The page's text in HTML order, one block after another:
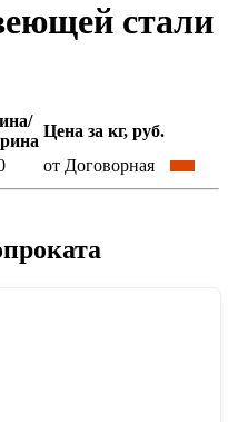
стали
Цена за кг, руб.
от Договорная